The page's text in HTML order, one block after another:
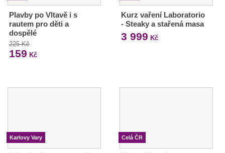
Plavby po Vltavě i s
rautem pro děti a
dospělé
225 Kč
159 Kč
Kurz vaření Laboratorio
- Steaky a stařená masa
3 999 Kč
Karlovy Vary Celá ČR